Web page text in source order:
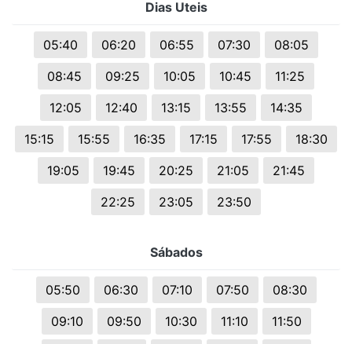
Dias Uteis
05:40 06:20 06:55 07:30
08:05
08:45
09:25 10:05 10:45
11:25
12:05
12:40 13:15 13:55
14:35
15:15
15:55 16:35 17:15 17:55
18:30
19:05
19:45 20:25 21:05
21:45
22:25
23:05 23:50
Sábados
05:50 06:30 07:10 07:50
08:30
09:10
09:50 10:30 11:10
11:50